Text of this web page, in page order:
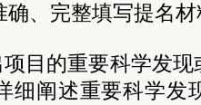
、完整填写提名
目的重要科学发
细阐述重要科学发